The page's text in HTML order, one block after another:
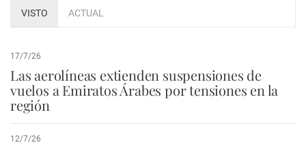
VISTO ACTUAL
17/7/26
Las aerolíneas extienden suspensiones de
vuelos a Emiratos Árabes por tensiones en la
región
12/7/26